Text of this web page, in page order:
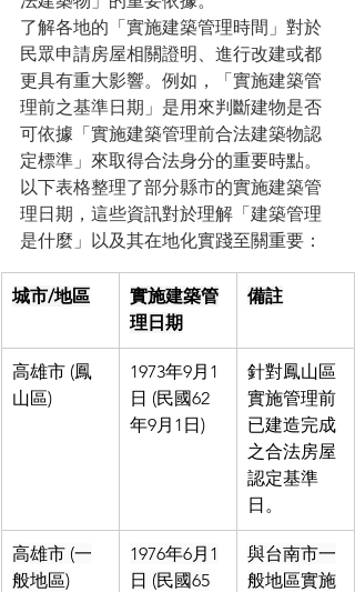
了解各地的「實施建築管理時間」對於
民眾申請房屋相關證明、進行改建或都
更具有重大影響。例如，「實施建築管
理前之基準日期」是用來判斷建物是否
可依據「實施建築管理前合法建築物認
定標準」來取得合法身分的重要時點。
以下表格整理了部分縣市的實施建築管
理日期，這些資訊對於理解「建築管理
是什麼」以及其在地化實踐至關重要：
城市/地區
實施建築管
理日期
備註
高雄市 (鳳
山區)
1973年9月1
日 (民國62
年9月1日)
針對鳳山區
實施管理前
已建造完成
之合法房屋
認定基準
日。
高雄市 (一
般地區)
1976年6月1
日 (民國65
與台南市一
般地區實施